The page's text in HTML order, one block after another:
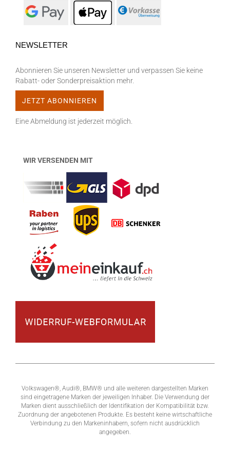
NEWSLETTER
Abonnieren Sie unseren Newsletter und verpassen Sie keine
Rabatt- oder Sonderpreisaktion mehr.
Eine Abmeldung ist jederzeit möglich.
WIR VERSENDEN MIT
Volkswagen®, Audi®, BMW® und alle weiteren dargestellten Marken
sind eingetragene Marken der jeweiligen Inhaber. Die Verwendung der
Marken dient ausschließlich der Identifikation der Kompatibilität bzw.
Zuordnung der angebotenen Produkte. Es besteht keine wirtschaftliche
Verbindung zu den Markeninhabern, sofern nicht ausdrücklich
angegeben.